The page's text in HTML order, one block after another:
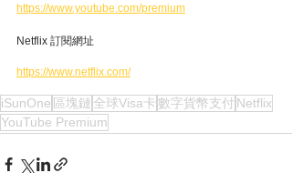
https://www.youtube.com/premium
Netflix 訂閱網址
https://www.netflix.com/
iSunOne 區塊鏈 全球Visa卡 數字貨幣支付 Netflix
YouTube Premium